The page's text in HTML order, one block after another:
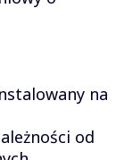
na
od